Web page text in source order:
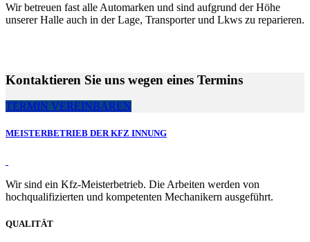
Wir betreuen fast alle Automarken und sind aufgrund der Höhe
unserer Halle auch in der Lage, Transporter und Lkws zu reparieren.
Kontaktieren Sie uns wegen eines Termins
TERMIN VEREINBAREN
MEISTERBETRIEB DER KFZ INNUNG
Wir sind ein Kfz-Meisterbetrieb. Die Arbeiten werden von
hochqualifizierten und kompetenten Mechanikern ausgeführt.
QUALITÄT